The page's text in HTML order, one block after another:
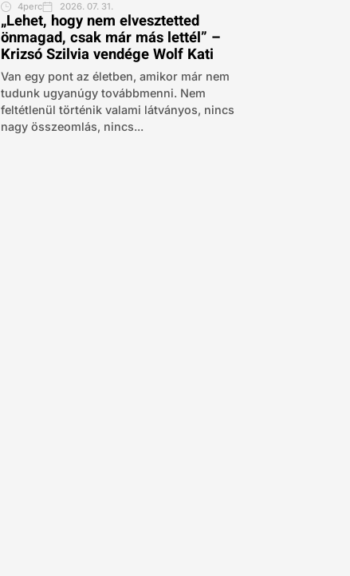
4perc 2026. 07. 31.
„Lehet, hogy nem elvesztetted
önmagad, csak már más lettél” –
Krizsó Szilvia vendége Wolf Kati
Van egy pont az életben, amikor már nem
tudunk ugyanúgy továbbmenni. Nem
feltétlenül történik valami látványos, nincs
nagy összeomlás, nincs...